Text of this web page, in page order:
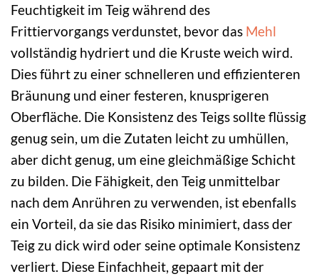
Feuchtigkeit im Teig während des
Frittiervorgangs verdunstet, bevor das Mehl
vollständig hydriert und die Kruste weich wird.
Dies führt zu einer schnelleren und effizienteren
Bräunung und einer festeren, knusprigeren
Oberfläche. Die Konsistenz des Teigs sollte flüssig
genug sein, um die Zutaten leicht zu umhüllen,
aber dicht genug, um eine gleichmäßige Schicht
zu bilden. Die Fähigkeit, den Teig unmittelbar
nach dem Anrühren zu verwenden, ist ebenfalls
ein Vorteil, da sie das Risiko minimiert, dass der
Teig zu dick wird oder seine optimale Konsistenz
verliert. Diese Einfachheit, gepaart mit der